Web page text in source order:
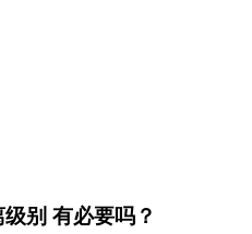
别 有必要吗？